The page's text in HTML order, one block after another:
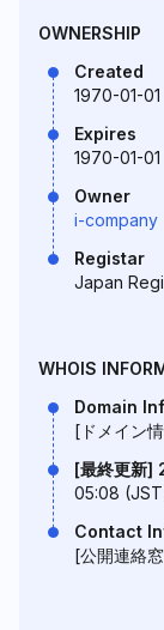
OWNERSHIP
Created
1970-01-01
Expires
1970-01-01
Owner
i-company
Registar
Japan
WHOIS
Domain
[ドメイン
[最終更新]
05:08
Contact
[公開連絡